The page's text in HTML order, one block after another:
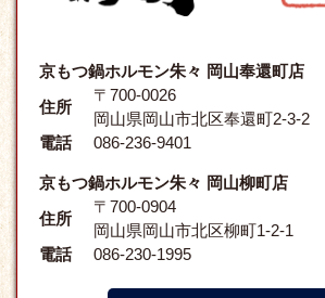
京もつ鍋ホルモン朱々 岡山奉還町店
住所
〒700-0026
岡山県岡山市北区奉還町2-3-2
電話
086-236-9401
京もつ鍋ホルモン朱々 岡山柳町店
住所
〒700-0904
岡山県岡山市北区柳町1-2-1
電話
086-230-1995